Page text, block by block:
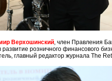
Верхошинский, член Правления
розничного финансового
главный редактор журнала The